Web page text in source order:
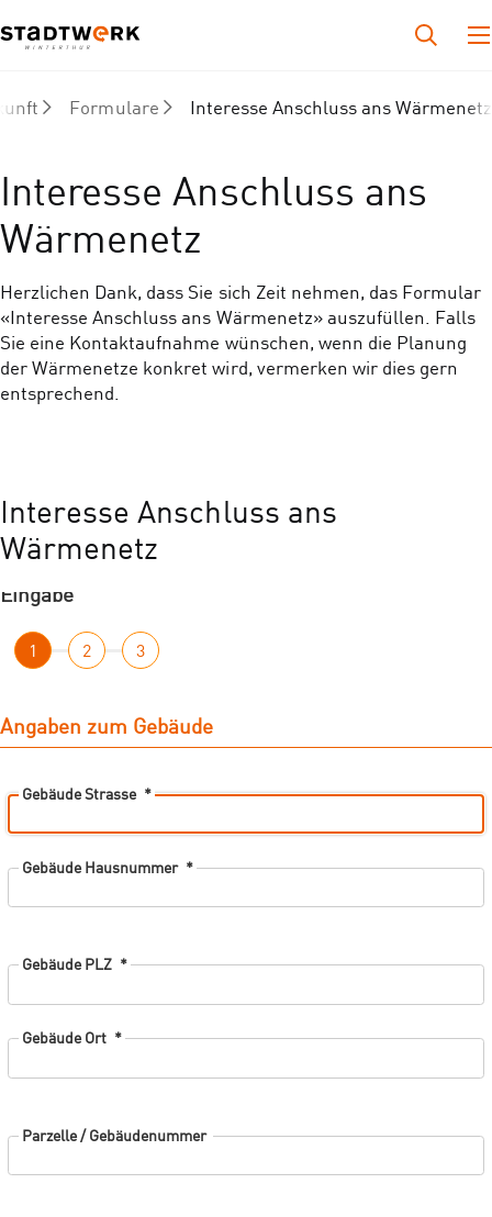
Formulare Interesse Anschluss ans Wärmenetz
Interesse Anschluss ans
Wärmenetz
Herzlichen Dank, dass Sie sich Zeit nehmen, das Formular
«Interesse Anschluss ans Wärmenetz» auszufüllen. Falls
Sie eine Kontaktaufnahme wünschen, wenn die Planung
der Wärmenetze konkret wird, vermerken wir dies gern
entsprechend.
Interesse Anschluss ans
Wärmenetz